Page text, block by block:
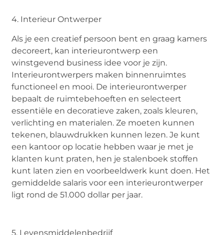
4. Interieur Ontwerper
Als je een creatief persoon bent en graag kamers
decoreert, kan interieurontwerp een
winstgevend business idee voor je zijn.
Interieurontwerpers maken binnenruimtes
functioneel en mooi. De interieurontwerper
bepaalt de ruimtebehoeften en selecteert
essentiële en decoratieve zaken, zoals kleuren,
verlichting en materialen. Ze moeten kunnen
tekenen, blauwdrukken kunnen lezen. Je kunt
een kantoor op locatie hebben waar je met je
klanten kunt praten, hen je stalenboek stoffen
kunt laten zien en voorbeeldwerk kunt doen. Het
gemiddelde salaris voor een interieurontwerper
ligt rond de 51.000 dollar per jaar.
5. Levensmiddelenbedrijf